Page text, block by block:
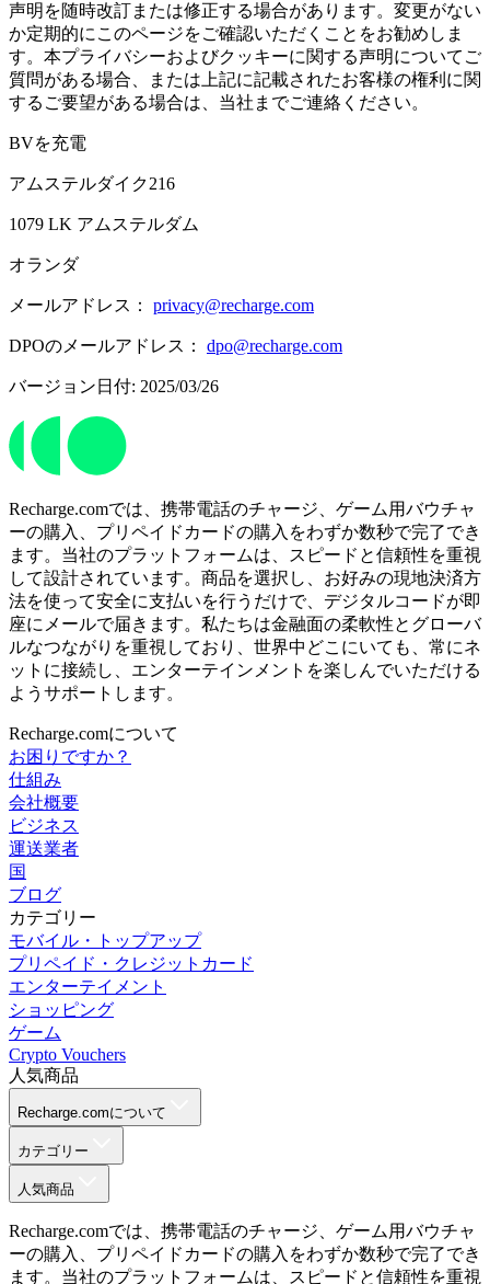
声明を随時改訂または修正する場合があります。変更がない
か定期的にこのページをご確認いただくことをお勧めしま
す。本プライバシーおよびクッキーに関する声明についてご
質問がある場合、または上記に記載されたお客様の権利に関
するご要望がある場合は、当社までご連絡ください。
BVを充電
アムステルダイク216
1079 LK アムステルダム
オランダ
メールアドレス： privacy@recharge.com
DPOのメールアドレス： dpo@recharge.com
バージョン日付: 2025/03/26
Recharge.comでは、携帯電話のチャージ、ゲーム用バウチャ
ーの購入、プリペイドカードの購入をわずか数秒で完了でき
ます。当社のプラットフォームは、スピードと信頼性を重視
して設計されています。商品を選択し、お好みの現地決済方
法を使って安全に支払いを行うだけで、デジタルコードが即
座にメールで届きます。私たちは金融面の柔軟性とグローバ
ルなつながりを重視しており、世界中どこにいても、常にネ
ットに接続し、エンターテインメントを楽しんでいただける
ようサポートします。
Recharge.comについて
お困りですか？
仕組み
会社概要
ビジネス
運送業者
国
ブログ
カテゴリー
モバイル・トップアップ
プリペイド・クレジットカード
エンターテイメント
ショッピング
ゲーム
Crypto Vouchers
人気商品
Recharge.comについて
カテゴリー
人気商品
Recharge.comでは、携帯電話のチャージ、ゲーム用バウチャ
ーの購入、プリペイドカードの購入をわずか数秒で完了でき
ます。当社のプラットフォームは、スピードと信頼性を重視